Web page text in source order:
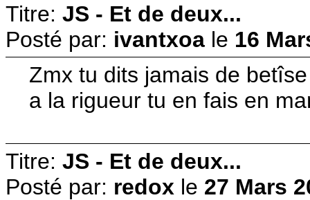
Titre: JS - Et de deux...
Posté par: ivantxoa le 16
Zmx tu dits jamais de
a la rigueur tu en fais en
Titre: JS - Et de deux...
Posté par: redox le 27 Mars